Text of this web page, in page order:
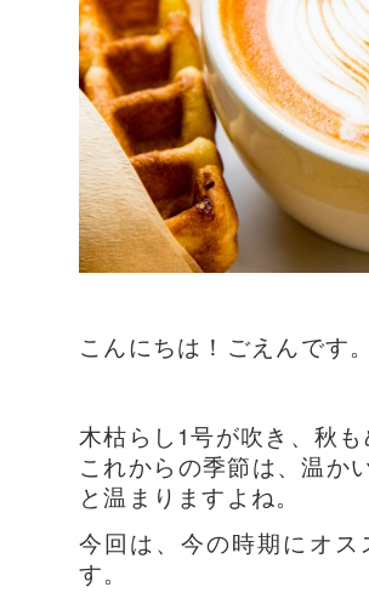
こんにちは！ごえんです。
木枯らし1号が吹き、秋
これからの季節は、温か
と温まりますよね。
今回は、今の時期にオ
す。